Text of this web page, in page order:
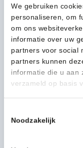
We gebruiken
personaliseren, om
om ons
informatie over uw
partners voor social
partners kunnen
informatie die u aan
verzameld op basis
Noodzakelijk
aantal
Kan ik u
Neem
Beschrijving
gemakkelijk maken
verlaten, dan is